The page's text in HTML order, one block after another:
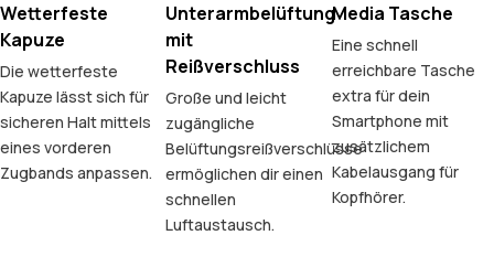
Wetterfeste
Kapuze
Die wetterfeste
Kapuze lässt sich für
sicheren Halt mittels
eines vorderen
Zugbands anpassen.
Unterarmbelüftung
mit
Reißverschluss
Große und leicht
zugängliche
Belüftungsreißverschlüsse
ermöglichen dir einen
schnellen
Luftaustausch.
Media Tasche
Eine schnell
erreichbare Tasche
extra für dein
Smartphone mit
zusätzlichem
Kabelausgang für
Kopfhörer.